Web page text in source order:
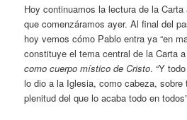
Hoy continuamos la lectura de la
que comenzáramos ayer. Al final del
hoy vemos cómo Pablo entra ya “en
constituye el tema central de la Carta
como cuerpo místico de Cristo. “Y
lo dio a la Iglesia, como cabeza,
plenitud del que lo acaba todo en